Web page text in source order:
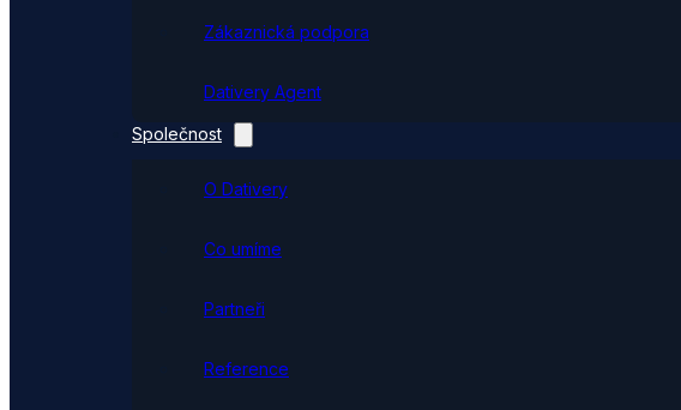
Zákaznická podpora
Dativery Agent
Společnost
O Dativery
Co umíme
Partneři
Reference